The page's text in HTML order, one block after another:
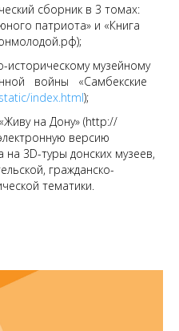
сборник в 3 томах:
патриота» и «Книга
музейному
войны «Самбекские
index.html);
на Дону» (http://
версию
на 3D-туры донских музеев,
гражданско-
тематики.